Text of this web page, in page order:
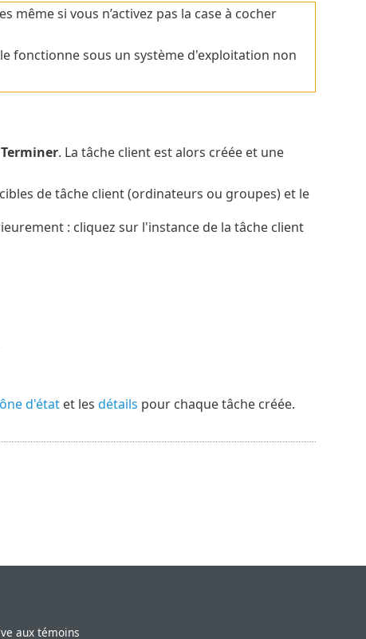
si vous n’activez pas la case à cocher
fonctionne sous un système d'exploitation non
Terminer. La tâche client est alors créée et une
de tâche client (ordinateurs ou groupes) et le
: cliquez sur l'instance de la tâche client
d'étatet les détails pour chaque tâche créée.
aux témoins